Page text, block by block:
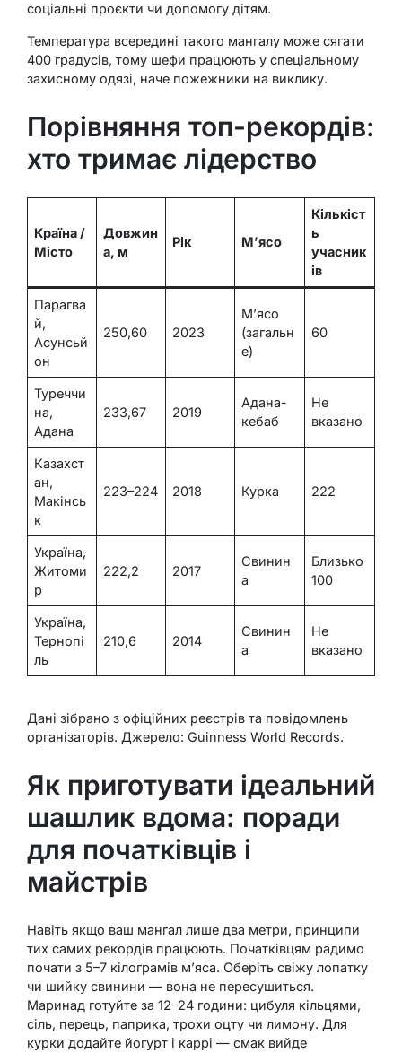
соціальні проєкти чи допомогу дітям.
Температура всередині такого мангалу може сягати
400 градусів, тому шефи працюють у спеціальному
захисному одязі, наче пожежники на виклику.
Порівняння топ-рекордів:
хто тримає лідерство
Країна /
Місто
Довжин
а, м
Рік М’ясо
Кількіст
ь
учасник
ів
Парагва
й,
Асунсьй
он
250,60 2023
М’ясо
(загальн
е)
60
Туреччи
на,
Адана
233,67 2019
Адана-
кебаб
Не
вказано
Казахст
ан,
Макінсь
к
223–224 2018 Курка 222
Україна,
Житоми
р
222,2 2017
Свинин
а
Близько
100
Україна,
Тернопі
ль
210,6 2014
Свинин
а
Не
вказано
Дані зібрано з офіційних реєстрів та повідомлень
організаторів. Джерело: Guinness World Records.
Як приготувати ідеальний
шашлик вдома: поради
для початківців і
майстрів
Навіть якщо ваш мангал лише два метри, принципи
тих самих рекордів працюють. Початківцям радимо
почати з 5–7 кілограмів м’яса. Оберіть свіжу лопатку
чи шийку свинини — вона не пересушиться.
Маринад готуйте за 12–24 години: цибуля кільцями,
сіль, перець, паприка, трохи оцту чи лимону. Для
курки додайте йогурт і каррі — смак вийде